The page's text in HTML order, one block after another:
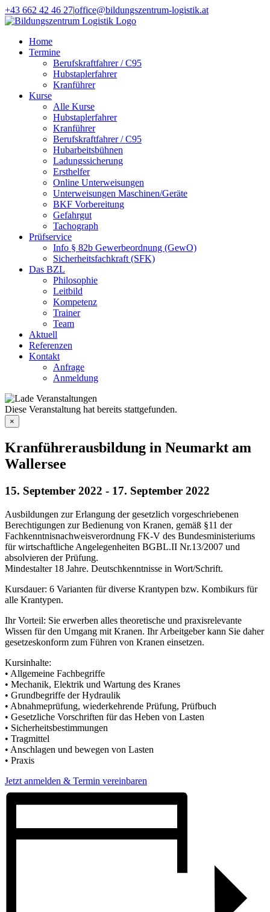
Zum
Inhalt
+43 662 42 46 27|office@bildungszentrum-logistik.at
Facebook
E-
Home
Termine
Berufskraftfahrer / C95
Hubstaplerfahrer
Kranführer
Kurse
Alle Kurse
Hubstaplerfahrer
Kranführer
Berufskraftfahrer / C95
Hubarbeitsbühnen
Ladungssicherung
Ersthelfer
Online Unterweisungen
Unterweisungen Maschinen/Geräte
BKF Vorbereitung
Gefahrgut
Tachograph
Prüfservice
Info § 82b Gewerbeordnung (GewO)
Sicherheitsfachkraft (SFK)
Das BZL
Philosophie
Leitbild
Kompetenz
Trainer
Team
Aktuell
Referenzen
Kontakt
Anfrage
Anmeldung
Diese Veranstaltung hat bereits stattgefunden.
×
Kranführerausbildung in Neumarkt am
Wallersee
15. September 2022 - 17. September 2022
Ausbildungen zur Erlangung der gesetzlich vorgeschriebenen
Berechtigungen zur Bedienung von Kranen, gemäß §11 der
Fachkenntnisnachweisverordnung FK-V des Bundesministeriums
für wirtschaftliche Angelegenheiten BGBL.II Nr.13/2007 und
absolvieren der Prüfung.
Mindestalter 18 Jahre. Deutschkenntnisse in Wort/Schrift.
Kursdauer: 6 Varianten für diverse Krantypen bzw. Kombikurs für
alle Krantypen.
Ihr Vorteil: Sie erwerben alles theoretische und praxisrelevante
Wissen für den Umgang mit Kranen. Ihr Arbeitgeber kann Sie daher
gesetzeskonform zum Führen von Kranen einsetzen.
Kursinhalte:
• Allgemeine Fachbegriffe
• Mechanik, Elektrik und Wartung des Kranes
• Grundbegriffe der Hydraulik
• Abnahmeprüfung, wiederkehrende Prüfung, Prüfbuch
• Gesetzliche Vorschriften für das Heben von Lasten
• Sicherheitsbestimmungen
• Tragmittel
• Anschlagen und bewegen von Lasten
• Praxis
Jetzt anmelden & Termin vereinbaren